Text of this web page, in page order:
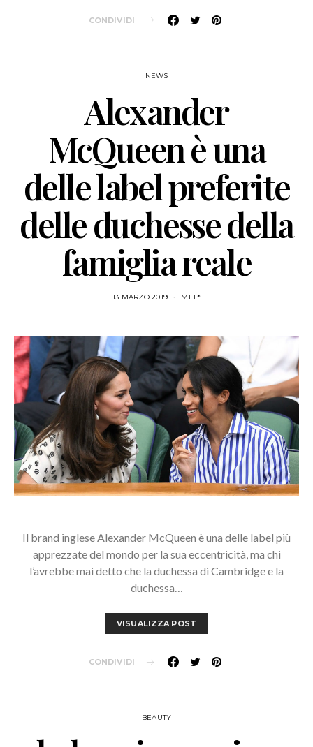
CONDIVIDI
NEWS
Alexander
McQueen è una
delle label preferite
delle duchesse della
famiglia reale
13 MARZO 2019 MEL*
Il brand inglese Alexander McQueen è una delle label più
apprezzate del mondo per la sua eccentricità, ma chi
l’avrebbe mai detto che la duchessa di Cambridge e la
duchessa…
VISUALIZZA POST
CONDIVIDI
BEAUTY